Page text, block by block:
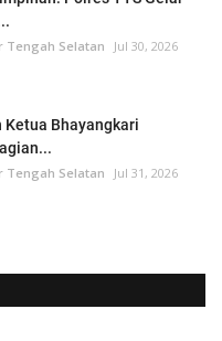
Tengah Selatan
Jul 30, 2026
Ketua Bhayangkari
Tengah Selatan
Jul 31, 2026